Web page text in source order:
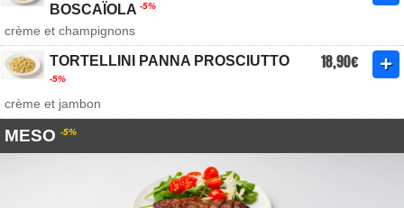
BOSCAÏOLA -5%
crème et champignons
TORTELLINI PANNA PROSCIUTTO
-5%
18,90€
crème et jambon
MESO -5%